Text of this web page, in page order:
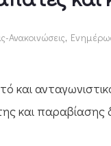
Ανακοινώσεις,
και
και